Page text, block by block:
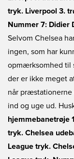
tryk. Liverpool 3.
Nummer 7: Didier
Selvom Chelsea
ingen, som har
opmærksomhed til
der er ikke meget
når præstationerne
ind og uge ud.
hjemmebanetrøje
tryk. Chelsea
League tryk.